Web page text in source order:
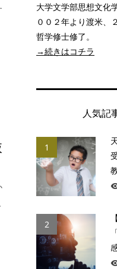
大学文学部思想文化
００２年より渡米、
哲学修士修了。
→続きはコチラ
人気記
1
2